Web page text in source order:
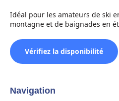
Idéal pour les amateurs de ski
montagne et de baignades en
Vérifiez la disponibilité
Navigation